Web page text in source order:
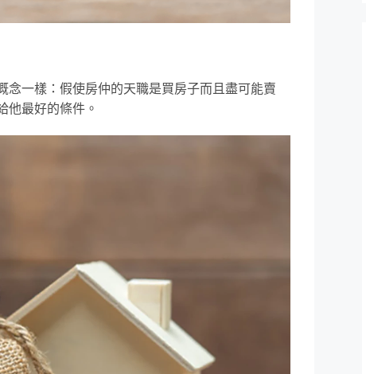
一樣：假使房仲的天職是買房子而且盡可能賣
他最好的條件。